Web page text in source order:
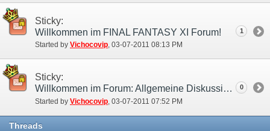
Sticky:
Willkommen im FINAL FANTASY XI Forum!
Started by Vichocovip‎, 03-07-2011 08:13 PM
1
Sticky:
Willkommen im Forum: Allgemeine Diskussionen!
Started by Vichocovip ‎, 03-07-2011 07:52 PM
0
Threads